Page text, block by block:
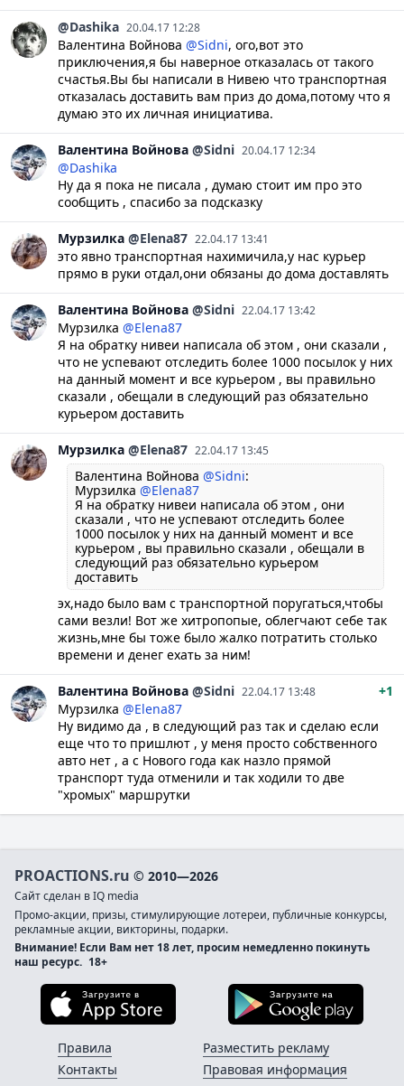
@Dashika 20.04.17 12:28
Валентина Войнова @Sidni, ого,вот это
приключения,я бы наверное отказалась от такого
счастья.Вы бы написали в Нивею что транспортная
отказалась доставить вам приз до дома,потому что я
думаю это их личная инициатива.
Валентина Войнова @Sidni 20.04.17 12:34
@Dashika
Ну да я пока не писала , думаю стоит им про это
сообщить , спасибо за подсказку
Мурзилка @Elena87 22.04.17 13:41
это явно транспортная нахимичила,у нас курьер
прямо в руки отдал,они обязаны до дома доставлять
Валентина Войнова @Sidni 22.04.17 13:42
Мурзилка @Elena87
Я на обратку нивеи написала об этом , они сказали ,
что не успевают отследить более 1000 посылок у них
на данный момент и все курьером , вы правильно
сказали , обещали в следующий раз обязательно
курьером доставить
Мурзилка @Elena87 22.04.17 13:45
Валентина Войнова @Sidni:
Мурзилка @Elena87
Я на обратку нивеи написала об этом , они
сказали , что не успевают отследить более
1000 посылок у них на данный момент и все
курьером , вы правильно сказали , обещали в
следующий раз обязательно курьером
доставить
эх,надо было вам с транспортной поругаться,чтобы
сами везли! Вот же хитропопые, облегчают себе так
жизнь,мне бы тоже было жалко потратить столько
времени и денег ехать за ним!
Валентина Войнова @Sidni 22.04.17 13:48
+1
Мурзилка @Elena87
Ну видимо да , в следующий раз так и сделаю если
еще что то пришлют , у меня просто собственного
авто нет , а с Нового года как назло прямой
транспорт туда отменили и так ходили то две
"хромых" маршрутки
PROACTIONS.ru © 2010—2026
Сайт сделан в IQ media
Промо-акции, призы, стимулирующие лотереи, публичные конкурсы,
рекламные акции, викторины, подарки.
Внимание! Если Вам нет 18 лет, просим немедленно покинуть
наш ресурс. 18+
Загрузите в App Store
Правила
Контакты
Разместить рекламу
Правовая информация